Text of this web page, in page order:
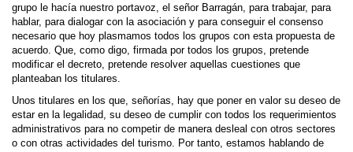
grupo le hacía nuestro portavoz, el señor Barragán, para trabajar, para
hablar, para dialogar con la asociación y para conseguir el consenso
necesario que hoy plasmamos todos los grupos con esta propuesta de
acuerdo. Que, como digo, firmada por todos los grupos, pretende
modificar el decreto, pretende resolver aquellas cuestiones que
planteaban los titulares.
Unos titulares en los que, señorías, hay que poner en valor su deseo de
estar en la legalidad, su deseo de cumplir con todos los requerimientos
administrativos para no competir de manera desleal con otros sectores
o con otras actividades del turismo. Por tanto, estamos hablando de